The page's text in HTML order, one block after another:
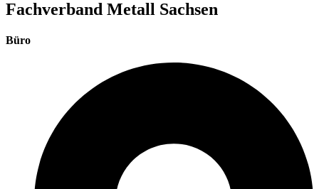
Fachverband Metall Sachsen
Büro